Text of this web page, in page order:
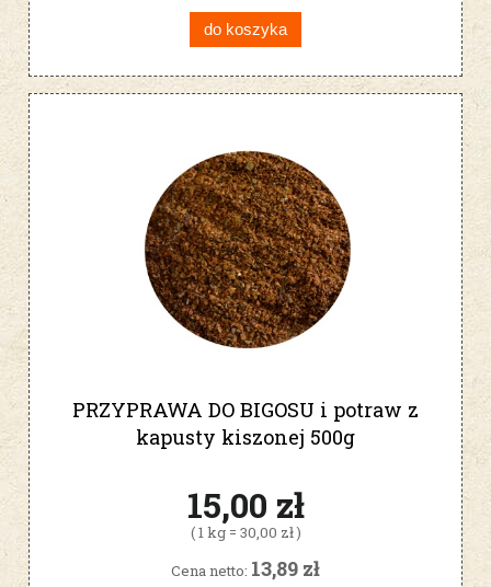
do koszyka
PRZYPRAWA DO BIGOSU i potraw z
kapusty kiszonej 500g
15,00 zł
( 1 kg = 30,00 zł )
Cena netto: 13,89 zł